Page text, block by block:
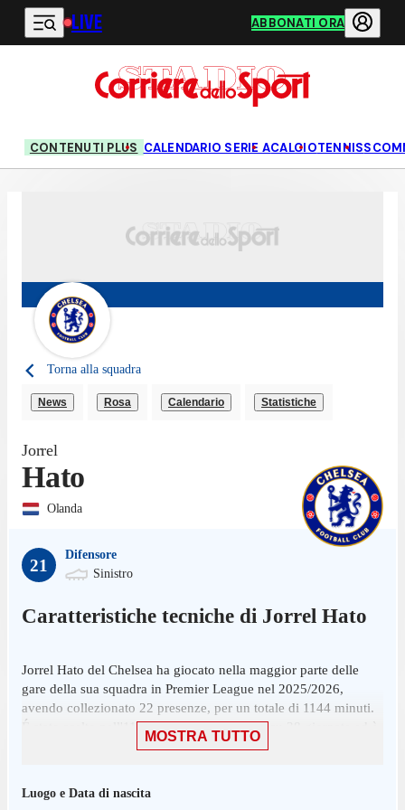
Vai al contenuto principale
LIVE ABBONATI ORA
CONTENUTI PLUS CALENDARIO SERIE ACALCIOTENNIS
Torna alla squadra
News Rosa Calendario Statistiche
Jorrel
Hato
Olanda
21
Difensore
Sinistro
Caratteristiche tecniche di Jorrel Hato
Jorrel Hato del Chelsea ha giocato nella maggior parte delle
gare della sua squadra in Premier League nel 2025/2026,
avendo collezionato 22 presenze, per un totale di 1144 minuti.
É stato scelto nell'11 iniziale in 12 presenze su 38 giornate ed è
Chelsea: una sconfitta per 2-1 contro il Sunderland, in cui ha
MOSTRA TUTTO
Luogo e Data di nascita